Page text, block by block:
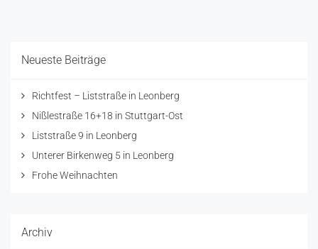
Neueste Beiträge
Richtfest – Liststraße in Leonberg
Nißlestraße 16+18 in Stuttgart-Ost
Liststraße 9 in Leonberg
Unterer Birkenweg 5 in Leonberg
Frohe Weihnachten
Archiv